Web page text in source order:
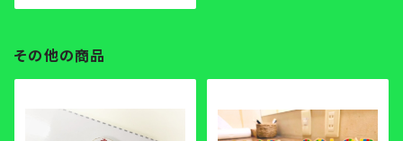
その他の商品